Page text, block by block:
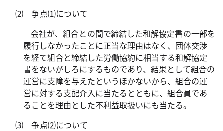
⑵ 争点⑴について
会社が、組合との間で締結した和解協定書の一部を
履行しなかったことに正当な理由はなく、団体交渉
を経て組合と締結した労働協約に相当する和解協定
書をないがしろにするものであり、結果として組合の
運営に支障を与えたというほかないから、組合の運
営に対する支配介入に当たるとともに、組合員であ
ることを理由とした不利益取扱いにも当たる。
⑶ 争点⑵について